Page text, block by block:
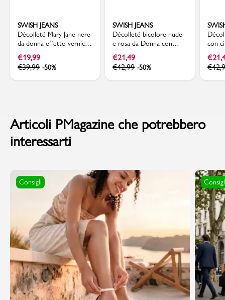
SWISH JEANS
Décolleté Mary Jane nere
da donna effetto vernice
con tacco 4 cm Swish
Jeans
€19,99
€39,99 -50%
SWISH JEANS
Décolleté bicolore nude
e rosa da Donna con
tacco campana 6 cm
Swish Jeans
€21,49
€42,99 -50%
con
e
Jeans
€
€
Articoli PMagazine che potrebbero
interessarti
Consigli